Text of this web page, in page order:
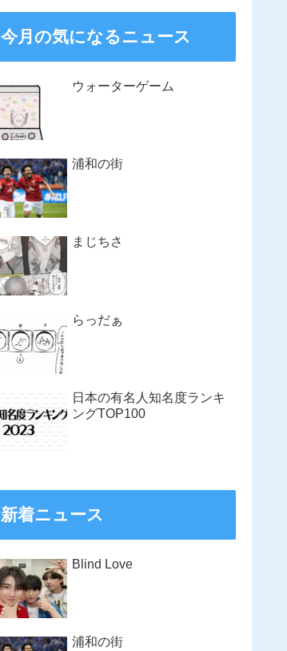
今月の気になるニュース
ウォーターゲーム
浦和の街
まじちさ
らっだぁ
日本の有名人知名度ランキ
ングTOP100
新着ニュース
Blind Love
浦和の街